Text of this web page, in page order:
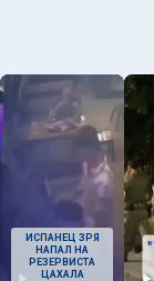
ИСПАНЕЦ ЗРЯ
НАПАЛ НА
РЕЗЕРВИСТА
ЦАХАЛА